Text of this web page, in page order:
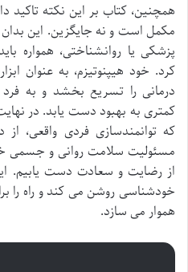
همچنین، کتاب بر این نکته تاکید
مکمل است و نه جایگزین. این
پزشکی یا روانشناختی، همواره
کرد. خود هیپنوتیزم، به عنوان
درمانی را تسریع بخشد و به
کمتری به بهبود دست یابد. در
که توانمندسازی فردی واقعی،
مسئولیت سلامت روانی و جسمی
از رضایت و سعادت دست یابیم.
خودشناسی روشن می کند و راه را
هموار می سازد.